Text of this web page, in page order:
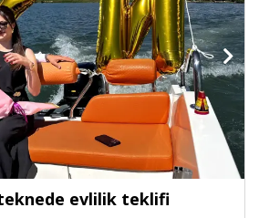
teknede evlilik teklifi